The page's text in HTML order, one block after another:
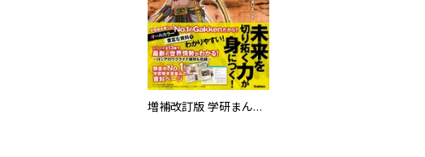
増補改訂版 学研まんが NEW世界の歴史